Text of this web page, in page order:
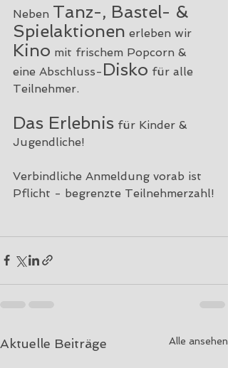
Neben Tanz-, Bastel- &
Spielaktionen erleben wir
Kino mit frischem Popcorn &
eine Abschluss- Disko für alle
Teilnehmer.
Das Erlebnis für Kinder &
Jugendliche!
Verbindliche Anmeldung vorab ist
Pflicht - begrenzte Teilnehmerzahl!
Aktuelle Beiträge Alle ansehen